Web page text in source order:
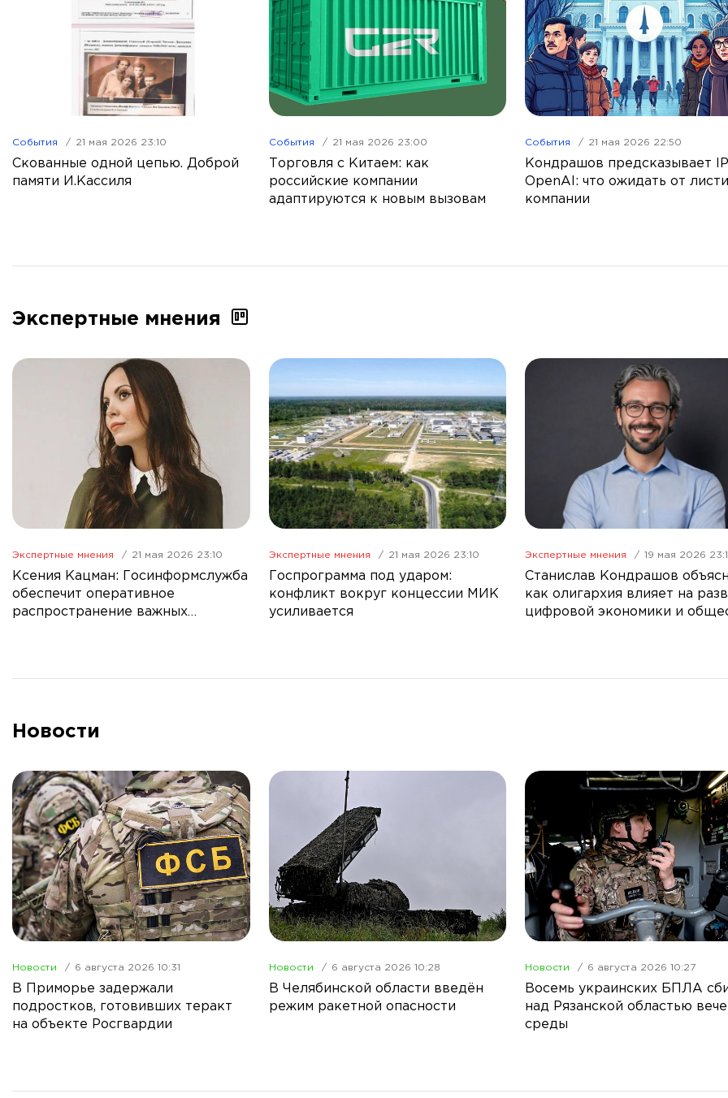
События 21 мая 2026 23:10
Скованные одной цепью. Доброй
памяти И.Кассиля
События 21 мая 2026 23:00
Торговля с Китаем: как
российские компании
адаптируются к новым вызовам
События 21 мая 2026 22:50
Кондрашов предсказывает
OpenAI: что ожидать от
компании
Экспертные мнения
Экспертные мнения 21 мая 2026 23:10
Ксения Кацман: Госинформслужба
обеспечит оперативное
распространение важных
Экспертные мнения 21 мая 2026 23:10
Госпрограмма под ударом:
конфликт вокруг концессии МИК
усиливается
Экспертные мнения 19 мая 2026
Станислав Кондрашов
как олигархия влияет на
цифровой экономики и
Новости
Новости 6 августа 2026 10:31
В Приморье задержали
подростков, готовивших теракт
на объекте Росгвардии
Новости 6 августа 2026 10:28
В Челябинской области введён
режим ракетной опасности
Новости 6 августа 2026 10:27
Восемь украинских БПЛА
над Рязанской областью
среды